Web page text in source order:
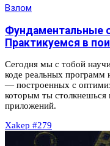
Взлом
Фундаментальные
Практикуемся в
Сегодня мы с тобой
коде реальных программ
— построенных с
которым ты столкнешься
приложений.
Xakep #279